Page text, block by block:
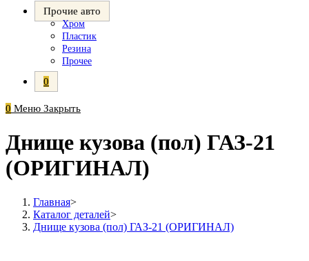
Прочие авто
Хром
Пластик
Резина
Прочее
0
0 Меню Закрыть
Днище кузова (пол) ГАЗ-21
(ОРИГИНАЛ)
Главная>
Каталог деталей>
Днище кузова (пол) ГАЗ-21 (ОРИГИНАЛ)